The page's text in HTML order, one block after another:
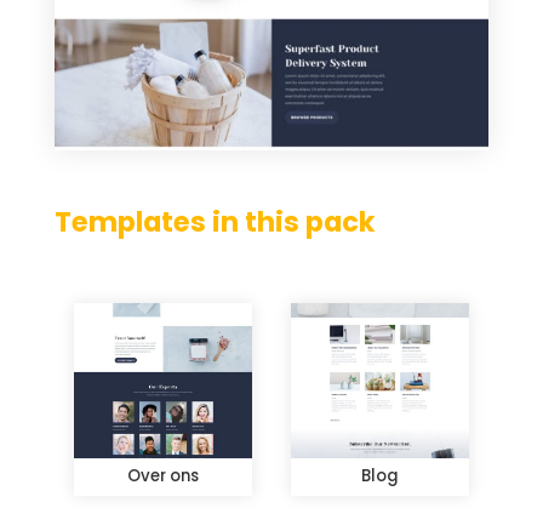
Templates in this pack
Over ons Blog